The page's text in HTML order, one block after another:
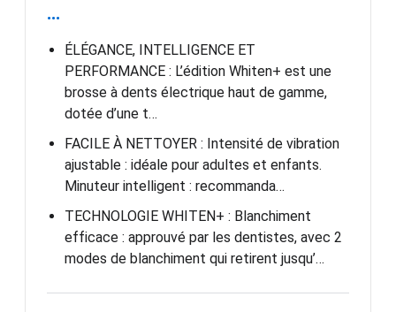
…
ÉLÉGANCE, INTELLIGENCE ET
PERFORMANCE : L’édition Whiten+ est une
brosse à dents électrique haut de gamme,
dotée d’une t…
FACILE À NETTOYER : Intensité de vibration
ajustable : idéale pour adultes et enfants.
Minuteur intelligent : recommanda…
TECHNOLOGIE WHITEN+ : Blanchiment
efficace : approuvé par les dentistes, avec 2
modes de blanchiment qui retirent jusqu’…